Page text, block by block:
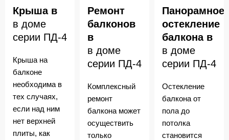
Крыша в
в доме
серии ПД-4
Крыша на
балконе
необходима в
тех случаях,
если над ним
нет верхней
плиты, как
Ремонт
балконов
в
в доме
серии ПД-4
Комплексный
ремонт
балкона может
осуществить
только
Панорамное
остекление
балкона в
в доме
серии ПД-4
Остекление
балкона от
пола до
потолка
становится